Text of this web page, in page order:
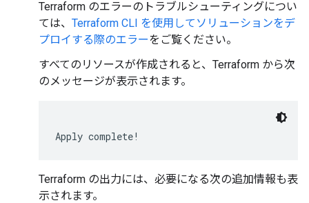
Terraform のエラーのトラブルシューティングについ
ては、 Terraform CLI を使用してソリューションをデ
プロイする際のエラーをご覧ください。
すべてのリソースが作成されると、Terraform から次
のメッセージが表示されます。
Terraform の出力には、必要になる次の追加情報も表
示されます。